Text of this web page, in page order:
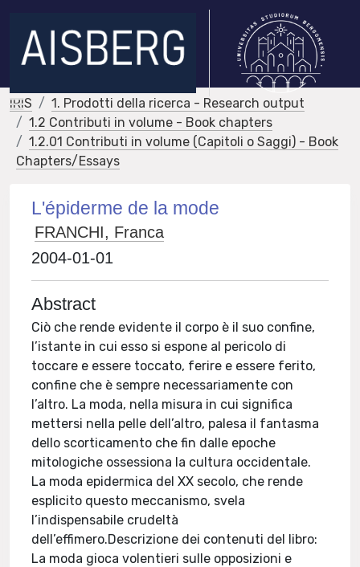
IRIS
1. Prodotti della ricerca - Research output
1.2 Contributi in volume - Book chapters
1.2.01 Contributi in volume (Capitoli o Saggi) - Book
Chapters/Essays
L'épiderme de la mode
FRANCHI, Franca
2004-01-01
Abstract
Ciò che rende evidente il corpo è il suo confine,
l’istante in cui esso si espone al pericolo di
toccare e essere toccato, ferire e essere ferito,
confine che è sempre necessariamente con
l’altro. La moda, nella misura in cui significa
mettersi nella pelle dell’altro, palesa il fantasma
dello scorticamento che fin dalle epoche
mitologiche ossessiona la cultura occidentale.
La moda epidermica del XX secolo, che rende
esplicito questo meccanismo, svela
l’indispensabile crudeltà
dell’effimero.Descrizione dei contenuti del libro:
La moda gioca volentieri sulle opposizioni e